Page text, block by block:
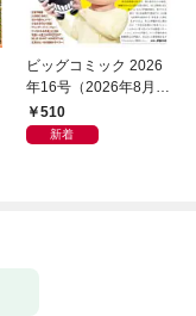
ビッグコミック 2026
年16号（2026年8月7
日発売）
510
新着